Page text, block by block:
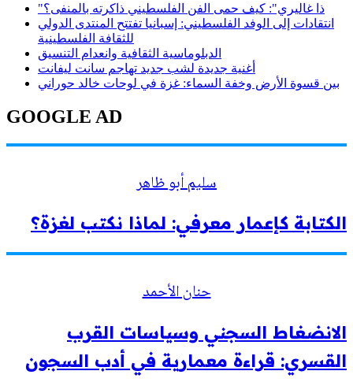
"ذا غاليري": كيف حمى الفن الفلسطيني ذاكرته بالمنفى؟
انتقادات إلى الوفد الفلسطيني: إسبانيا تفتتح المنتدى الدولي
للثقافة الفلسطينية
الدبلوماسية الثقافية وانعدام التنسيق
أغنية جديدة لشب جديد تهاجم سانت ليفانت
بين قسوة الأرض وخفة السماء: غزة في لوحات خالد حوراني
GOOGLE AD
سليم أبو ظاهر
الكتابة كإعمار معرفي: لماذا نكتب لغزة؟
حنان الأحمد
الانضغاط السجني وسياسات القرب
القسري: قراءة معمارية في أدب السجون